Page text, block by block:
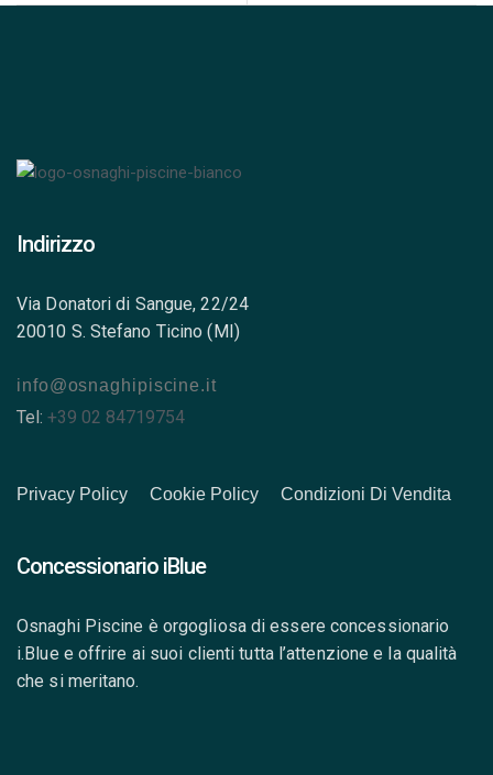
Indirizzo
Via Donatori di Sangue, 22/24
20010 S. Stefano Ticino (MI)
info@osnaghipiscine.it
Tel: +39 02 84719754
Privacy Policy Cookie Policy Condizioni Di Vendita
Concessionario iBlue
Osnaghi Piscine è orgogliosa di essere concessionario
i.Blue e offrire ai suoi clienti tutta l’attenzione e la qualità
che si meritano.